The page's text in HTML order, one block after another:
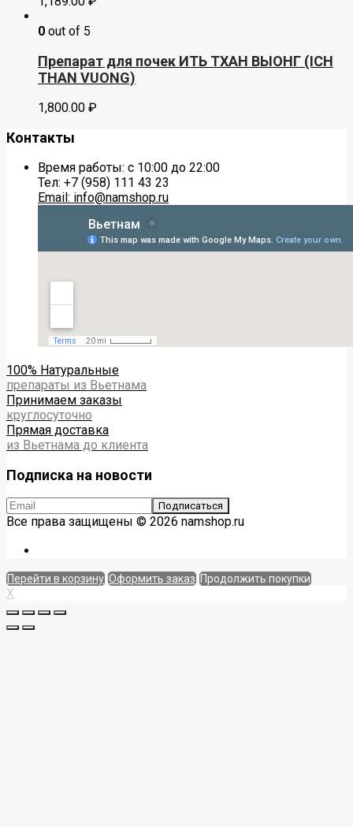
0 out of 5
Препарат для почек ИТЬ ТХАН ВЫОНГ (ICH
THAN VUONG)
1,800.00 ₽
Контакты
Время работы: с 10:00 до 22:00
Тел: +7 (958) 111 43 23
Email: info@namshop.ru
100% Натуральные
препараты из Вьетнама
Принимаем заказы
круглосуточно
Прямая доставка
из Вьетнама до клиента
Подписка на новости
Все права защищены © 2026 namshop.ru
Перейти в корзину Оформить заказ Продолжить покупки
X